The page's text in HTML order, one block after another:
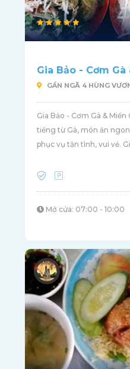
Gia Bảo - Cơm Gà
GẦN NGÃ 4 HÙNG
Gia Bảo - Cơm Gà &
tiếng từ Gà, món ăn
phục vụ tận tình, vui vẻ.
Mở cửa: 07:00 - 10:00